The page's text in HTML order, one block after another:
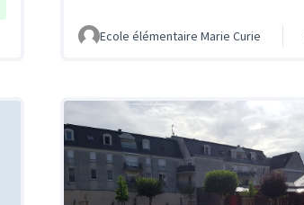
Ecole élémentaire Marie Curie